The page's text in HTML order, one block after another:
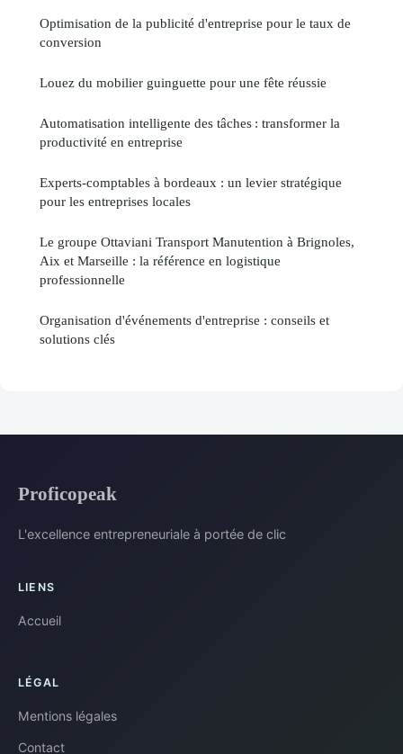
Optimisation de la publicité d'entreprise pour le taux de
conversion
Louez du mobilier guinguette pour une fête réussie
Automatisation intelligente des tâches : transformer la
productivité en entreprise
Experts-comptables à bordeaux : un levier stratégique
pour les entreprises locales
Le groupe Ottaviani Transport Manutention à Brignoles,
Aix et Marseille : la référence en logistique
professionnelle
Organisation d'événements d'entreprise : conseils et
solutions clés
Proficopeak
L'excellence entrepreneuriale à portée de clic
LIENS
Accueil
LÉGAL
Mentions légales
Contact